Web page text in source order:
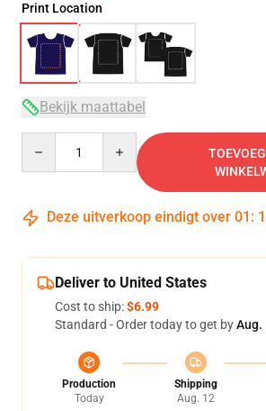
Print Location
Bekijk maattabel
Deze uitverkoop eindigt over 01 :
Deliver to United States
Cost to ship:$6.99
Standard - Order today to get byAug.
Production
Today
Shipping
Aug. 12